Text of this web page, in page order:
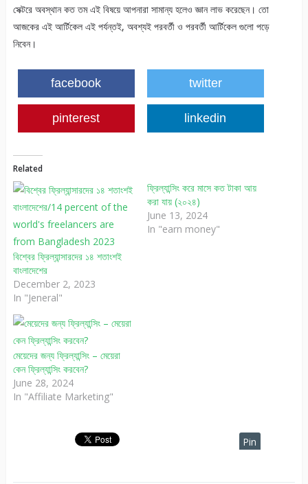
সেক্টরে অবস্থান কত তম এই বিষয়ে আপনারা সামান্য হলেও জ্ঞান লাভ করেছেন। তো
আজকের এই আর্টিকেল এই পর্যন্তই, অবশ্যই পরবর্তী ও পরবর্তী আর্টিকেল গুলো পড়ে
নিবেন।
facebook twitter
pinterest linkedin
Related
বিশ্বের ফ্রিল্যান্সারদের ১৪ শতাংশই
বাংলাদেশের
December 2, 2023
In "Jeneral"
ফ্রিল্যান্সিং করে মাসে কত টাকা আয়
করা যায় (২০২৪)
June 13, 2024
In "earn money"
মেয়েদের জন্য ফ্রিল্যান্সিং – মেয়েরা
কেন ফ্রিল্যান্সিং করবেন?
June 28, 2024
In "Affiliate Marketing"
Pin